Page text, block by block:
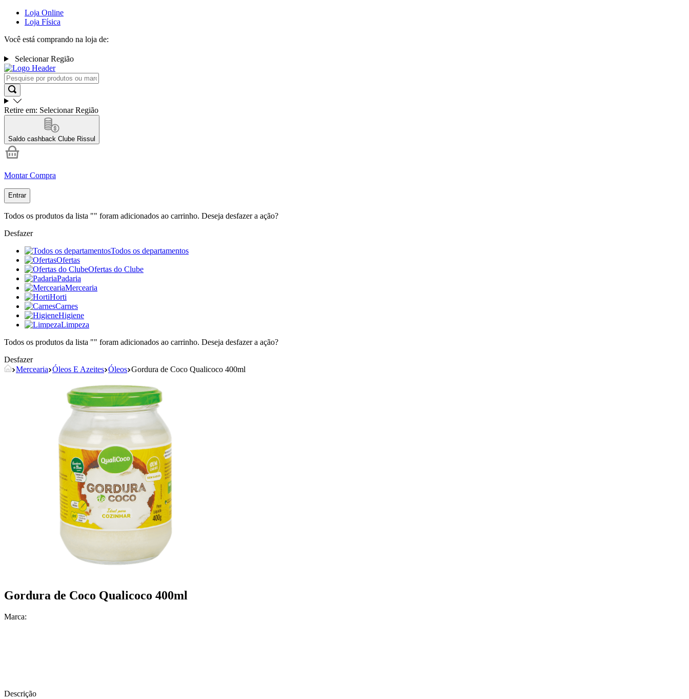
Loja Online
Loja Física
Você está comprando na loja de:
Selecionar Região
Retire em: Selecionar Região
Saldo cashback Clube Rissul
Montar Compra
Entrar
Todos os produtos da lista "" foram adicionados ao carrinho. Deseja desfazer a ação?
Desfazer
Todos os departamentos
Ofertas
Ofertas do Clube
Padaria
Mercearia
Horti
Carnes
Higiene
Limpeza
Todos os produtos da lista "" foram adicionados ao carrinho. Deseja desfazer a ação?
Desfazer
Mercearia Óleos E Azeites Óleos Gordura de Coco Qualicoco 400ml
Gordura de Coco Qualicoco 400ml
Marca:
Descrição